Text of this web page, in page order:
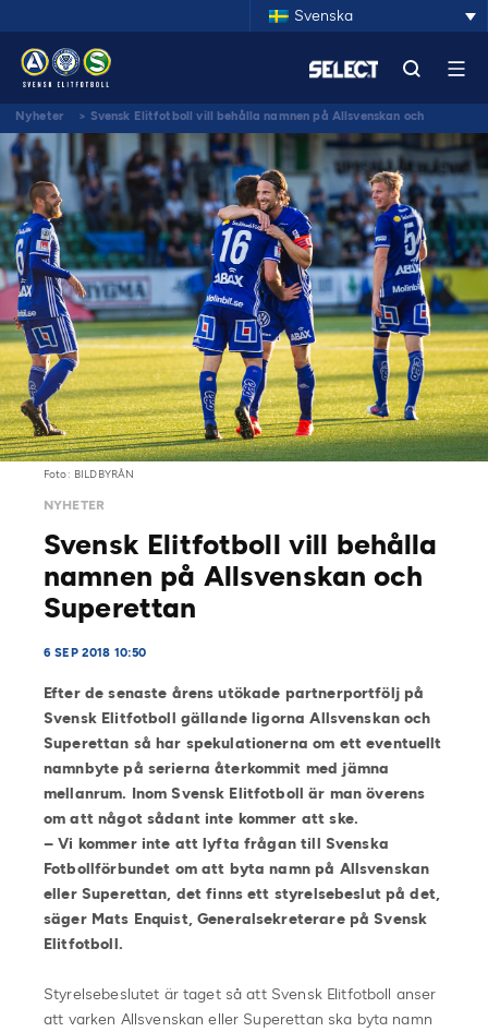
Svenska
Nyheter > Svensk Elitfotboll vill behålla namnen på Allsvenskan och
Superettan
Foto: BILDBYRÅN
NYHETER
Svensk Elitfotboll vill behålla
namnen på Allsvenskan och
Superettan
6 SEP 2018 10:50
Efter de senaste årens utökade partnerportfölj på
Svensk Elitfotboll gällande ligorna Allsvenskan och
Superettan så har spekulationerna om ett eventuellt
namnbyte på serierna återkommit med jämna
mellanrum. Inom Svensk Elitfotboll är man överens
om att något sådant inte kommer att ske.
– Vi kommer inte att lyfta frågan till Svenska
Fotbollförbundet om att byta namn på Allsvenskan
eller Superettan, det finns ett styrelsebeslut på det,
säger Mats Enquist, Generalsekreterare på Svensk
Elitfotboll.
Styrelsebeslutet är taget så att Svensk Elitfotboll anser
att varken Allsvenskan eller Superettan ska byta namn